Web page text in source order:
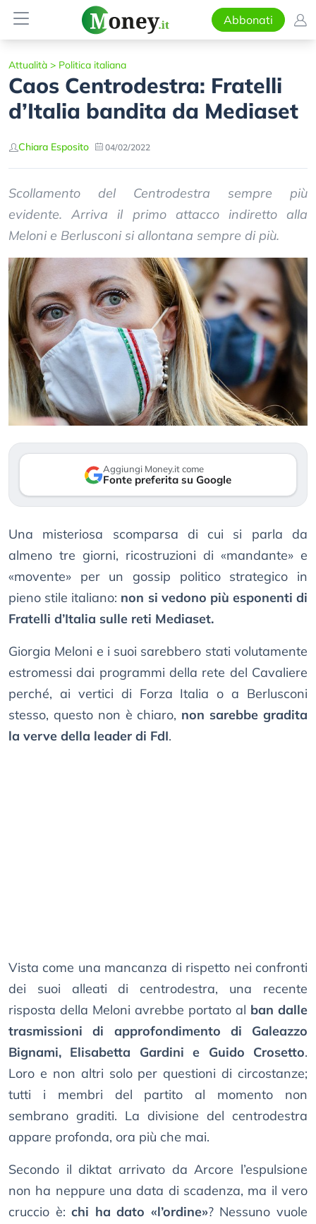
Abbonati
Attualità > Politica italiana
Caos Centrodestra: Fratelli
d’Italia bandita da Mediaset
Chiara Esposito 04/02/2022
Scollamento del Centrodestra sempre più
evidente. Arriva il primo attacco indiretto alla
Meloni e Berlusconi si allontana sempre di più.
Aggiungi Money.it come
Fonte preferita su Google
Una misteriosa scomparsa di cui si parla da
almeno tre giorni, ricostruzioni di «mandante» e
«movente» per un gossip politico strategico in
pieno stile italiano: non si vedono più esponenti di
Fratelli d’Italia sulle reti Mediaset.
Giorgia Meloni e i suoi sarebbero stati volutamente
estromessi dai programmi della rete del Cavaliere
perché, ai vertici di Forza Italia o a Berlusconi
stesso, questo non è chiaro, non sarebbe gradita
la verve della leader di FdI.
Vista come una mancanza di rispetto nei confronti
dei suoi alleati di centrodestra, una recente
risposta della Meloni avrebbe portato al ban dalle
trasmissioni di approfondimento di Galeazzo
Bignami, Elisabetta Gardini e Guido Crosetto.
Loro e non altri solo per questioni di circostanze;
tutti i membri del partito al momento non
sembrano graditi. La divisione del centrodestra
appare profonda, ora più che mai.
Secondo il diktat arrivato da Arcore l’espulsione
non ha neppure una data di scadenza, ma il vero
cruccio è:chi ha dato «l’ordine»? Nessuno vuole